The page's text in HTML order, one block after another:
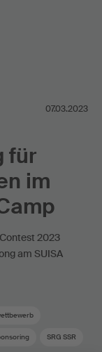
07.03.2023
für
im
2023
am SUISA
SRG SSR